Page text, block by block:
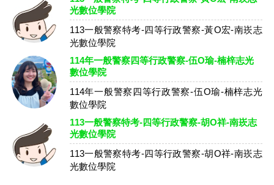
光數位學院
113一般警察特考-四等行政警察-黃O宏-南崁志
光數位學院
114年一般警察四等行政警察-伍O瑜-楠梓志光
數位學院
114年一般警察四等行政警察-伍O瑜-楠梓志光
數位學院
113一般警察特考-四等行政警察-胡O祥-南崁志
光數位學院
113一般警察特考-四等行政警察-胡O祥-南崁志
光數位學院